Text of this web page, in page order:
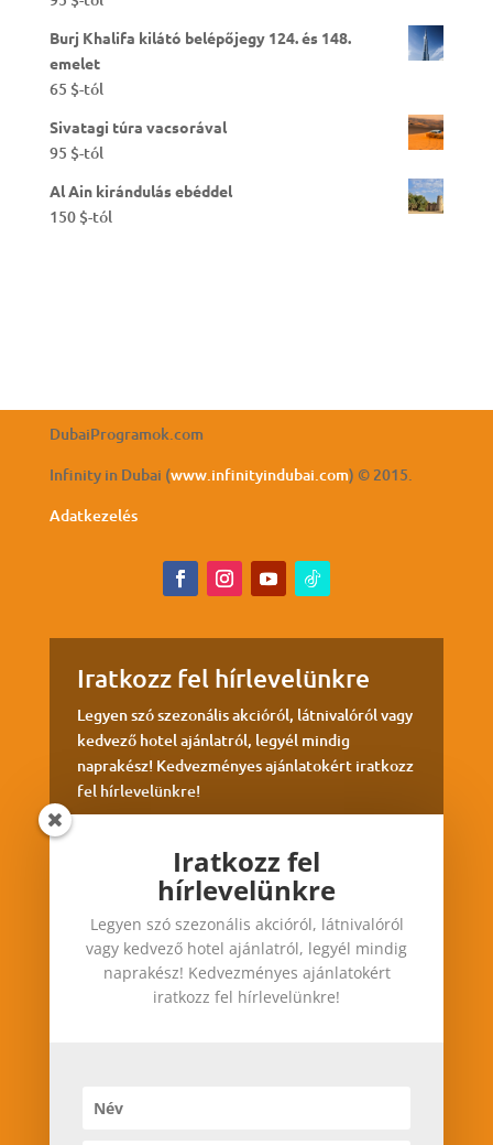
Kiemelt termékek
155$-tól
Marinán
95$ -tól
Al Ain kirándulás ebéddel
150$-tól
Adatkezelés
Iratkozz fel hírlevelünkre
Legyen szó szezonális akcióról, látnivalóról vagy
kedvező hotel ajánlatról, legyél mindig
naprakész! Kedvezményes ajánlatokért iratkozz
Iratkozz fel
hírlevelünkre
Legyen szó szezonális akcióról, látnivalóról
vagy kedvező hotel ajánlatról, legyél mindig
naprakész! Kedvezményes ajánlatokért
iratkozz fel hírlevelünkre!